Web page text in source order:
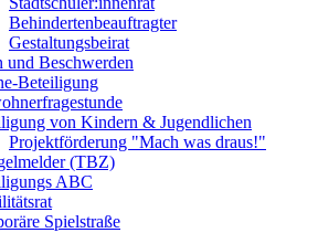
Behindertenbeauftragter
Gestaltungsbeirat
und Beschwerden
Beteiligung
von Kindern & Jugendlichen
Projektförderung "Mach was draus!"
(TBZ)
ABC
Spielstraße